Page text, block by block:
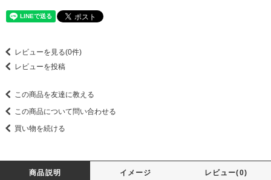
レビューを見る(0件)
レビューを投稿
この商品を友達に教える
この商品について問い合わせる
買い物を続ける
商品説明 イメージ レビュー(0)